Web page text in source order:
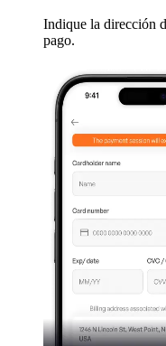
Indique la dirección
pago.